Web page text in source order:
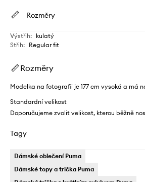
Rozměry
Výstřih: kulatý
Střih: Regular fit
Rozměry
Modelka na fotografii je 177 cm vysoká a má
Standardní velikost
Doporučujeme zvolit velikost, kterou běžně
Tagy
Dámské oblečení Puma
Dámské topy a trička Puma